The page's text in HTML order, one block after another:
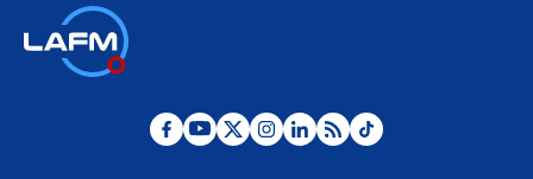
Posesión de Abelardo De La Espriella